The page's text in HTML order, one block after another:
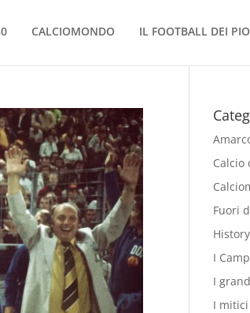
CALCIOMONDO IL FOOTBALL DEI
Calcio
Fuori
History
I
I
I